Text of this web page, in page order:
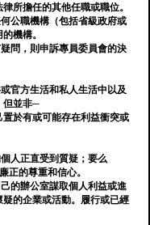
所擔任的其他任職或職位。
公職機構（包括省級政府或
機構。
問，則申訴專員委員會的決
官方生活和私人生活中以及
但並非─
於有或可能存在利益衝突或
人正直受到質疑；要么
正的尊重和信心。
的辦公室謀取個人利益或進
的企業或活動。履行或已經